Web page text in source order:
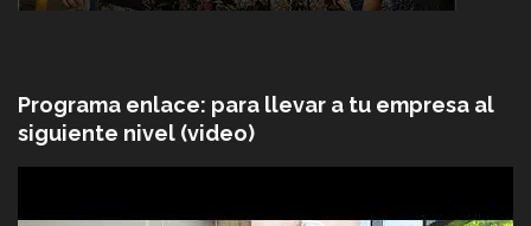
Programa enlace: para llevar a tu empresa al
siguiente nivel (video)